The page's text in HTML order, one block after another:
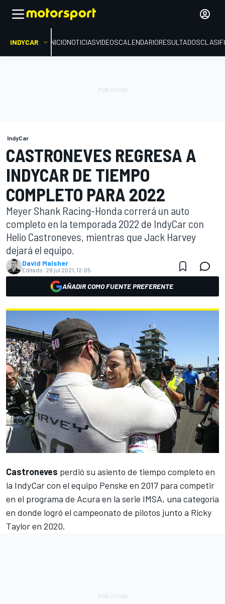
INDYCAR INICIONOTICIASVIDEOSCALENDARIORESULTADOS
IndyCar
CASTRONEVES REGRESA A
INDYCAR DE TIEMPO
COMPLETO PARA 2022
Meyer Shank Racing-Honda correrá un auto
completo en la temporada 2022 de IndyCar con
Helio Castroneves, mientras que Jack Harvey
dejará el equipo.
David Malsher
Editado: 28 jul 2021, 12:05
AÑADIR COMO FUENTE PREFERENTE
Castroneves perdió su asiento de tiempo completo en
la IndyCarcon el equipo Penske en 2017 para competir
en el programa de Acura en la serie IMSA, una categoría
en donde logró el campeonato de pilotos junto a Ricky
Taylor en 2020.